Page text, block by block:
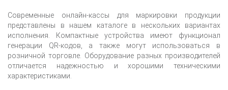
Современные онлайн-кассы для маркировки продукции
представлены в нашем каталоге в нескольких вариантах
исполнения. Компактные устройства имеют функционал
генерации QR-кодов, а также могут использоваться в
розничной торговле. Оборудование разных производителей
отличается надежностью и хорошими техническими
характеристиками.